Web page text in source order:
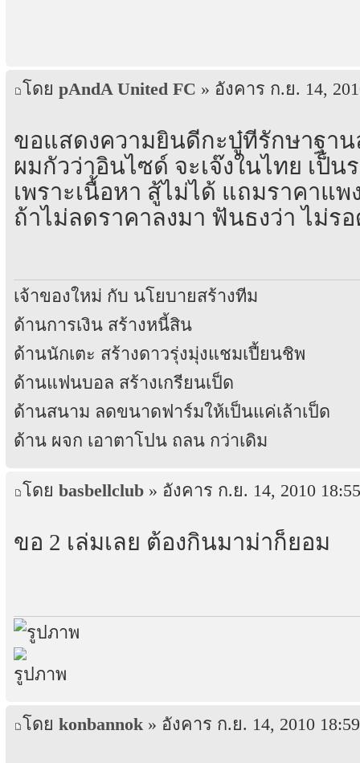
โดย pAndA United FC » อังคาร ก.ย. 14,
ขอแสดงความยินดีกะบู๋ที่รักษาฐา
ผมกัวว่าอินไซด์ จะเจ๊งในไทย เป็น
เพราะเนื้อหา สู้ไม่ได้ แถมราคาแพ
ถ้าไม่ลดราคาลงมา ฟันธงว่า ไม่ร
เจ้าของใหม่ กับ นโยบายสร้างทีม
ด้านการเงิน สร้างหนี้สิน
ด้านนักเตะ สร้างดาวรุ่งมุ่งแชมเปี้ยนชิพ
ด้านแฟนบอล สร้างเกรียนเป็ด
ด้านสนาม ลดขนาดฟาร์มให้เป็นแค่เล้าเป็ด
ด้าน ผจก เอาตาโปน ถลน กว่าเดิม
โดย basbellclub » อังคาร ก.ย. 14, 2010 18:55
ขอ 2 เล่มเลย ต้องกินมาม่าก็ยอม
โดย konbannok » อังคาร ก.ย. 14, 2010 18:59